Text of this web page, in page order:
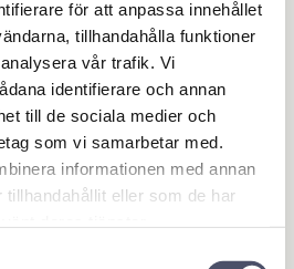
för att anpassa innehållet
tillhandahålla funktioner
vår trafik. Vi
identifierare och annan
till de sociala medier och
som vi samarbetar med.
informationen med annan
eller som de har
kattlucka?
och behöver en eller flera
dina mått, tveka inte att
gärna till och tar fram ett pris
behöver!